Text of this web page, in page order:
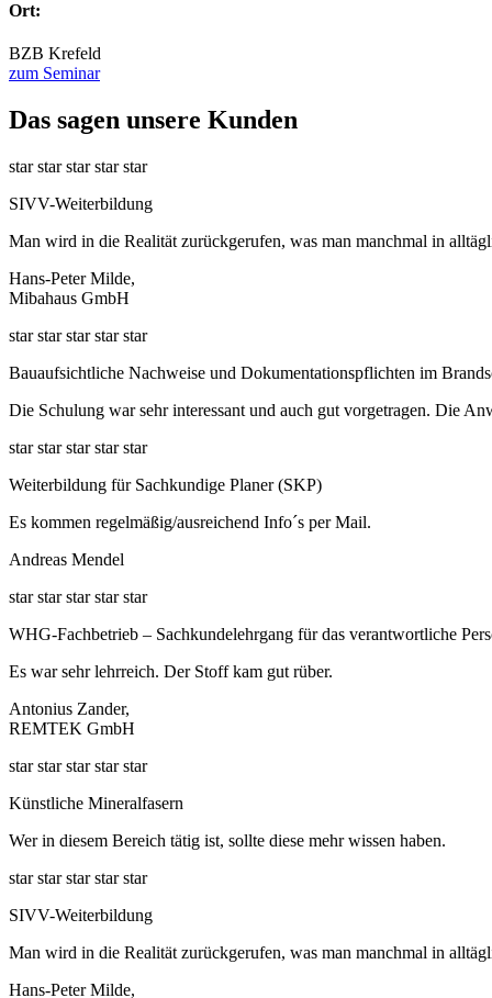
Ort:
BZB Krefeld
zum Seminar
Das sagen unsere Kunden
star star star star star
SIVV-Weiterbildung
Man wird in die Realität zurückgerufen, was man manchmal in
Hans-Peter Milde,
Mibahaus GmbH
star star star star star
Bauaufsichtliche Nachweise und Dokumentationspflichten im
Die Schulung war sehr interessant und auch gut vorgetragen. Die
star star star star star
Weiterbildung für Sachkundige Planer (SKP)
Es kommen regelmäßig/ausreichend Info´s per Mail.
Andreas Mendel
star star star star star
WHG-Fachbetrieb – Sachkundelehrgang für das verantwortliche
Es war sehr lehrreich. Der Stoff kam gut rüber.
Antonius Zander,
REMTEK GmbH
star star star star star
Künstliche Mineralfasern
Wer in diesem Bereich tätig ist, sollte diese mehr wissen haben.
star star star star star
SIVV-Weiterbildung
Man wird in die Realität zurückgerufen, was man manchmal in
Hans-Peter Milde,